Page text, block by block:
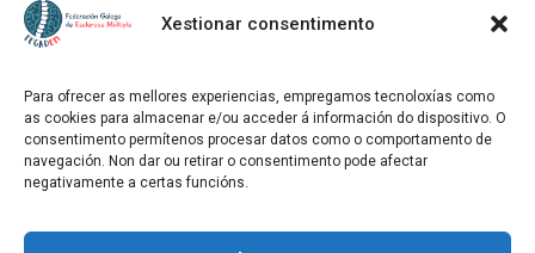
Xestionar consentimento
Para ofrecer as mellores experiencias, empregamos tecnoloxías como
as cookies para almacenar e/ou acceder á información do dispositivo. O
consentimento permítenos procesar datos como o comportamento de
navegación. Non dar ou retirar o consentimento pode afectar
negativamente a certas funcións.
Hosting patrocinado por